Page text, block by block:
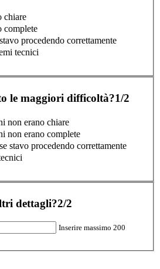
chiare
complete
procedendo correttamente
tecnici
le maggiori difficoltà?1/2
non erano chiare
non erano complete
stavo procedendo correttamente
dettagli?2/2
Inserire massimo 200